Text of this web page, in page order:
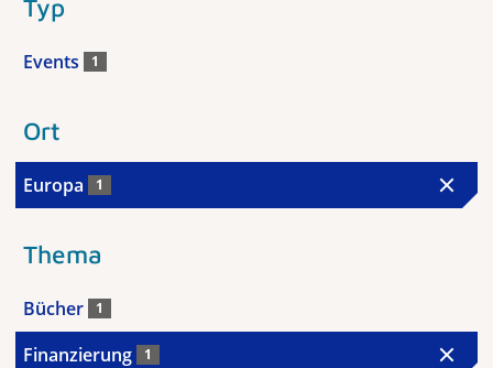
Typ
Events 1
Ort
Europa 1
Thema
Bücher 1
Finanzierung 1